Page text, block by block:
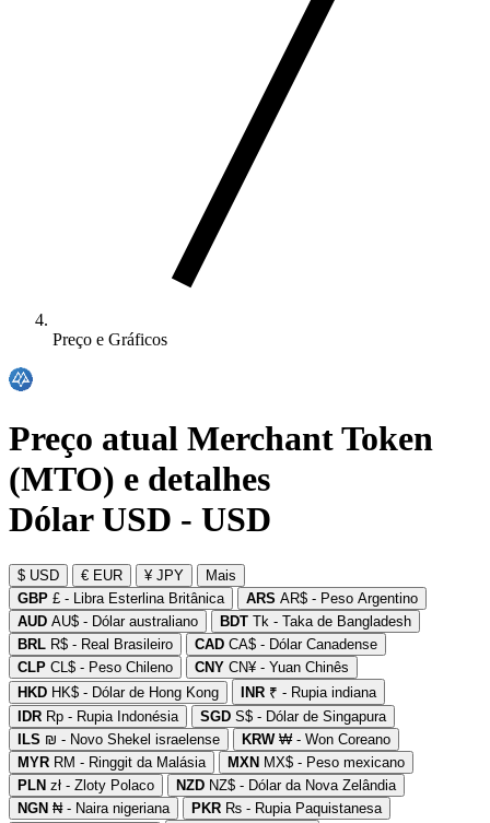
Preço e Gráficos
Preço atual Merchant Token
(MTO) e detalhes
Dólar USD - USD
$ USD € EUR ¥ JPY
Mais
GBP £ - Libra Esterlina Britânica ARS AR$ - Peso Argentino
AUD AU$ - Dólar australiano BDT Tk - Taka de Bangladesh
BRL R$ - Real Brasileiro CAD CA$ - Dólar Canadense
CLP CL$ - Peso Chileno CNY CN¥ - Yuan Chinês
HKD HK$ - Dólar de Hong Kong INR ₹ - Rupia indiana
IDR Rp - Rupia Indonésia SGD S$ - Dólar de Singapura
ILS ₪ - Novo Shekel israelense KRW₩ - Won Coreano
MYR RM - Ringgit da Malásia MXN MX$ - Peso mexicano
PLN zł - Zloty Polaco NZD NZ$ - Dólar da Nova Zelândia
NGN ₦ - Naira nigeriana PKR ₨ - Rupia Paquistanesa